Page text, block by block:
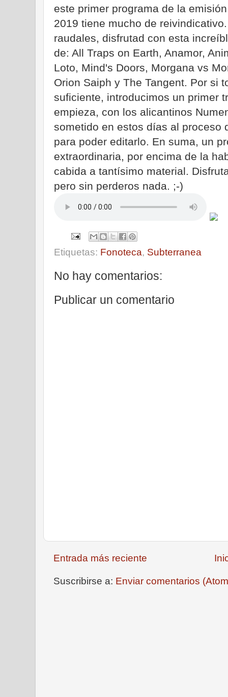
este primer programa de la
2019 tiene mucho de
raudales, disfrutad con esta
de: All Traps on Earth, Anamor,
Loto, Mind's Doors, Morgana vs
Orion Saiph y The Tangent. Por si
suficiente, introducimos un primer
empieza, con los alicantinos
sometido en estos días al proceso
para poder editarlo. En suma, un
extraordinaria, por encima de la
cabida a tantísimo material.
pero sin perderos nada. ;-)
Etiquetas: Fonoteca, Subterranea
No hay comentarios:
Publicar un comentario
Entrada más reciente
Suscribirse a: Enviar comentarios